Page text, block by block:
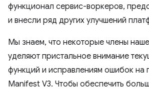
функционал сервис-воркеров,
и внесли ряд других улучшений
Мы знаем, что некоторые члены
уделяют пристальное внимание
функций и исправлениям ошибок на
Manifest V3. Чтобы обеспечить